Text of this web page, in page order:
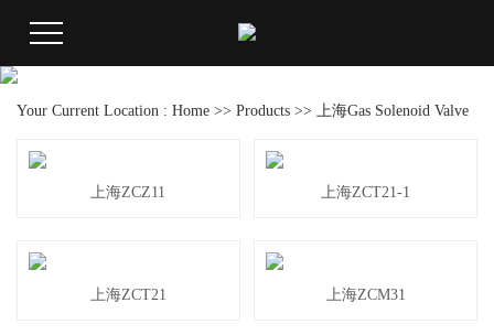
Your Current Location : Home >> Products >> 上海Gas Solenoid Valve
上海ZCZ11 上海ZCT21-1
上海ZCT21 上海ZCM31